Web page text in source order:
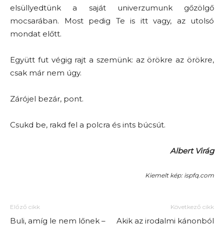
elsüllyedtünk a saját univerzumunk gőzölgő
mocsarában. Most pedig Te is itt vagy, az utolsó
mondat előtt.
Együtt fut végig rajt a szemünk: az örökre az örökre,
csak már nem úgy.
Zárójel bezár, pont.
Csukd be, rakd fel a polcra és ints búcsút.
Albert Virág
Kiemelt kép: ispfq.com
Előző cikk
Buli, amíg le nem lőnek –
Következő cikk
Akik az irodalmi kánonból